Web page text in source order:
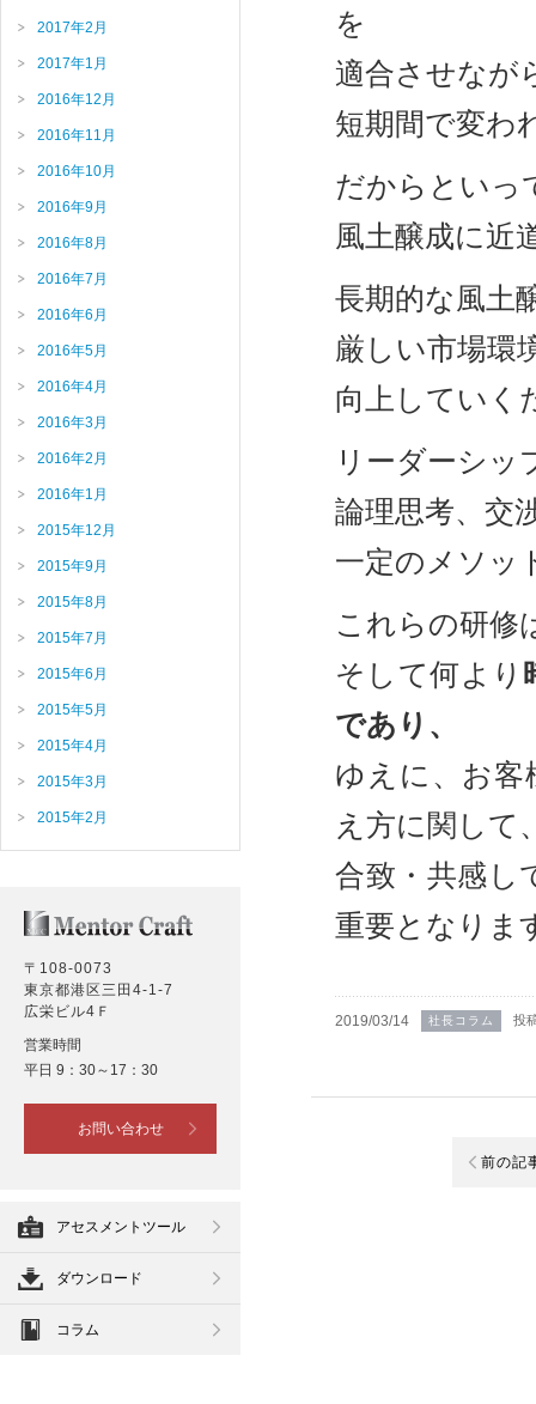
を
適合させなが
短期間で変わ
だからといっ
風土醸成に近
長期的な風土
厳しい市場環
向上していく
リーダーシッ
論理思考、交
一定のメソッ
これらの研修
そして何より
であり、
ゆえに、お客
え方に関して
合致・共感し
重要となりま
2019/03/14 社長コラム 投
前の記
2017年2月
2017年1月
2016年12月
2016年11月
2016年10月
2016年9月
2016年8月
2016年7月
2016年6月
2016年5月
2016年4月
2016年3月
2016年2月
2016年1月
2015年12月
2015年9月
2015年8月
2015年7月
2015年6月
2015年5月
2015年4月
2015年3月
2015年2月
〒108-0073
東京都港区三田4-1-7
広栄ビル4Ｆ
営業時間
平日 9：30～17：30
お問い合わせ
アセスメントツール
ダウンロード
コラム